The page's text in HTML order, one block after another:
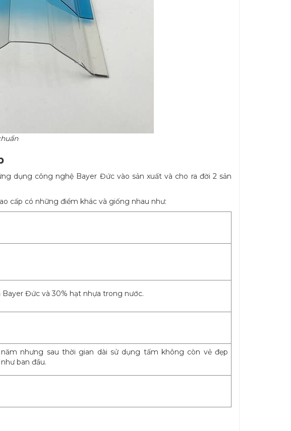
dụng công nghệ Bayer Đức vào sản xuất và cho ra đời 2 sản
cấp có những điểm khác và giống nhau như:
Đức và 30% hạt nhựa trong nước.
nhưng sau thời gian dài sử dụng tấm không còn vẻ đẹp
ban đầu.